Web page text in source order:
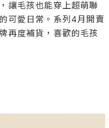
讓毛孩也能穿上超萌聯
可愛日常。系列4月開賣
再度補貨，喜歡的毛孩